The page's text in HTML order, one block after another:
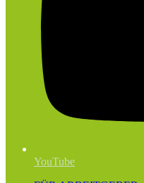
YouTube